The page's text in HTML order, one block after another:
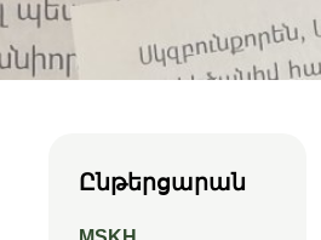
Ընթերցարան